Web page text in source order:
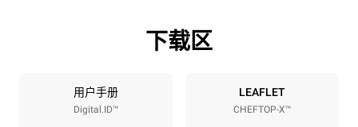
烤盘规格
6 GN 2/1
烤盘间距
下载区
用户手册
Digital.ID™
LEAFLET
CHEFTOP-X™